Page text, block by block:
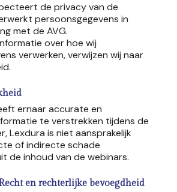
de privacy van de
persoonsgegevens in
met de AVG.
over hoe wij
verwerken, verwijzen wij naar
ernaar accurate en
te verstrekken tijdens de
Lexdura is niet aansprakelijk
of indirecte schade
de inhoud van de webinars.
en rechterlijke bevoegdheid